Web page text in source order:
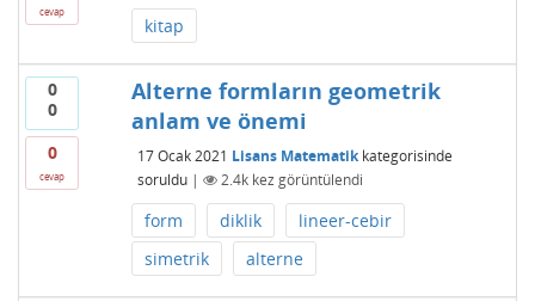
cevap
kitap
0
0
0
cevap
Alterne formların geometrik
anlam ve önemi
17 Ocak 2021 Lisans Matematikkategorisinde
soruldu | 2.4kkez görüntülendi
form diklik
lineer-cebir
simetrik
alterne